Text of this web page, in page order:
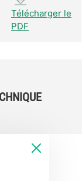
Télécharger le
PDF